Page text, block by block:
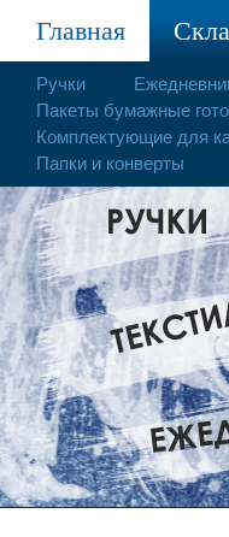
Главная
Ручки
Пакеты бумажные
Комплектующие для
Папки и конверты